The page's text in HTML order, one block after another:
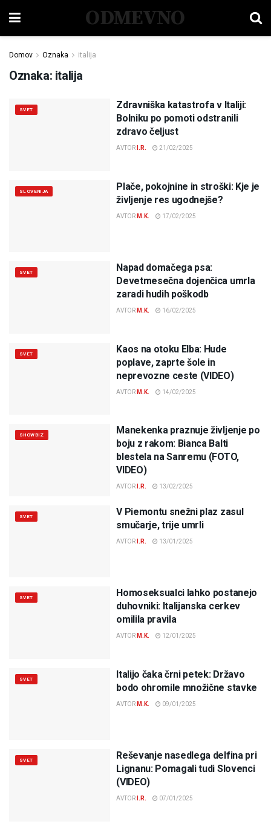
ODMEVNO
Domov Oznaka italija
Oznaka: italija
SVET
Zdravniška katastrofa v Italiji:
Bolniku po pomoti odstranili
zdravo čeljust
AVTOR I.R. 21/02/2025
SLOVENIJA
Plače, pokojnine in stroški: Kje je
življenje res ugodnejše?
AVTOR M.K. 17/02/2025
SVET
Napad domačega psa:
Devetmesečna dojenčica umrla
zaradi hudih poškodb
AVTOR M.K. 16/02/2025
SVET
Kaos na otoku Elba: Hude
poplave, zaprte šole in
neprevozne ceste (VIDEO)
AVTOR M.K. 14/02/2025
SHOWBIZ
Manekenka praznuje življenje po
boju z rakom: Bianca Balti
blestela na Sanremu (FOTO,
VIDEO)
AVTOR I.R. 13/02/2025
SVET
V Piemontu snežni plaz zasul
smučarje, trije umrli
AVTOR I.R. 13/01/2025
SVET
Homoseksualci lahko postanejo
duhovniki: Italijanska cerkev
omilila pravila
AVTOR M.K. 12/01/2025
SVET
Italijo čaka črni petek: Državo
bodo ohromile množične stavke
AVTOR M.K. 09/01/2025
SVET
Reševanje nasedlega delfina pri
Lignanu: Pomagali tudi Slovenci
(VIDEO)
AVTOR I.R. 07/01/2025